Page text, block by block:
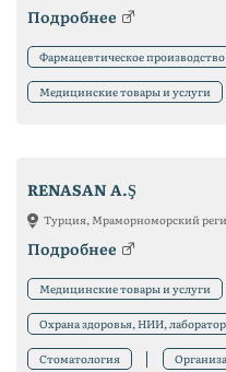
Подробнее
Фармацевтическое производство
Медицинские товары и услуги
RENASAN A.Ş
Турция, Мраморноморский
Подробнее
Медицинские товары и услуги
Охрана здоровья, НИИ,
Стоматология